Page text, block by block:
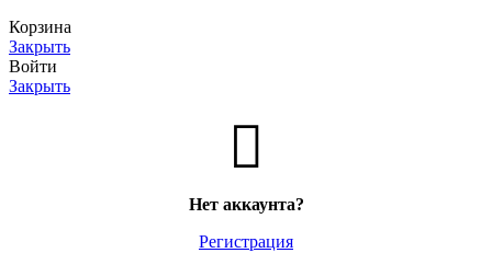
Корзина
Закрыть
Войти
Закрыть
Нет аккаунта?
Регистрация